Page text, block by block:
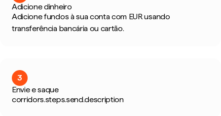
Adicione dinheiro
Adicione fundos à sua conta com EUR usando
transferência bancária ou cartão.
3
Envie e saque
corridors.steps.send.description